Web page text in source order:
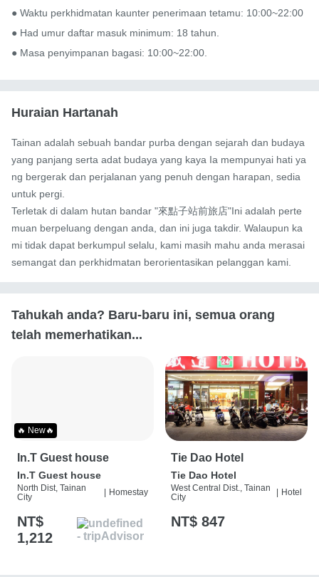
● Waktu perkhidmatan kaunter penerimaan tetamu: 10:00~22:00
● Had umur daftar masuk minimum: 18 tahun.
● Masa penyimpanan bagasi: 10:00~22:00.
Huraian Hartanah
Tainan adalah sebuah bandar purba dengan sejarah dan budaya
yang panjang serta adat budaya yang kaya Ia mempunyai hati ya
ng bergerak dan perjalanan yang penuh dengan harapan, sedia
untuk pergi.
Terletak di dalam hutan bandar "來點子站前旅店"Ini adalah perte
muan berpeluang dengan anda, dan ini juga takdir. Walaupun ka
mi tidak dapat berkumpul selalu, kami masih mahu anda merasai
semangat dan perkhidmatan berorientasikan pelanggan kami.
Tahukah anda? Baru-baru ini, semua orang
telah memerhatikan...
🔥 New🔥
In.T Guest house
In.T Guest house
North Dist, Tainan
City
Homestay
NT$
1,212
Tie Dao Hotel
Tie Dao Hotel
West Central Dist., Tainan
City
Hotel
NT$ 847